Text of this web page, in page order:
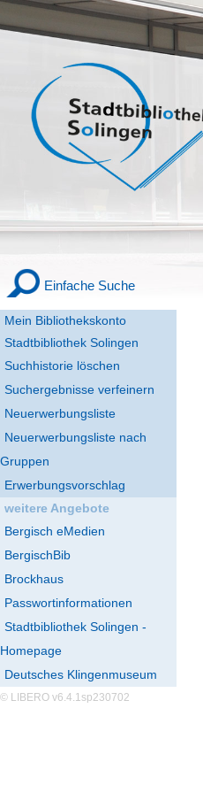
Mein Bibliothekskonto
Stadtbibliothek Solingen
Einfache Suche
Suchhistorie löschen
Suchergebnisse verfeinern
Neuerwerbungsliste
Neuerwerbungsliste nach
Gruppen
Erwerbungsvorschlag
weitere Angebote
Bergisch eMedien
BergischBib
Brockhaus
Passwortinformationen
Stadtbibliothek Solingen -
Homepage
Deutsches Klingenmuseum
© LIBERO v6.4.1sp230702